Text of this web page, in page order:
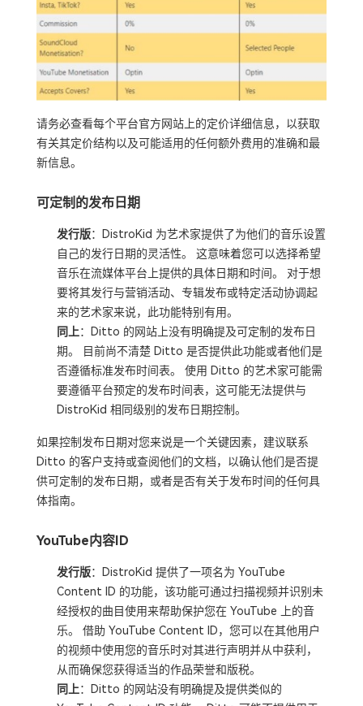
请务必查看每个平台官方网站上的定价详细信息，以获取
有关其定价结构以及可能适用的任何额外费用的准确和最
新信息。
可定制的发布日期
发行版：DistroKid 为艺术家提供了为他们的音乐设置
自己的发行日期的灵活性。 这意味着您可以选择希望
音乐在流媒体平台上提供的具体日期和时间。 对于想
要将其发行与营销活动、专辑发布或特定活动协调起
来的艺术家来说，此功能特别有用。
同上：Ditto 的网站上没有明确提及可定制的发布日
期。 目前尚不清楚 Ditto 是否提供此功能或者他们是
否遵循标准发布时间表。 使用 Ditto 的艺术家可能需
要遵循平台预定的发布时间表，这可能无法提供与
DistroKid 相同级别的发布日期控制。
如果控制发布日期对您来说是一个关键因素，建议联系
Ditto 的客户支持或查阅他们的文档，以确认他们是否提
供可定制的发布日期，或者是否有关于发布时间的任何具
体指南。
YouTube内容ID
发行版：DistroKid 提供了一项名为 YouTube
Content ID 的功能，该功能可通过扫描视频并识别未
经授权的曲目使用来帮助保护您在 YouTube 上的音
乐。 借助 YouTube Content ID，您可以在其他用户
的视频中使用您的音乐时对其进行声明并从中获利，
从而确保您获得适当的作品荣誉和版税。
同上：Ditto 的网站没有明确提及提供类似的